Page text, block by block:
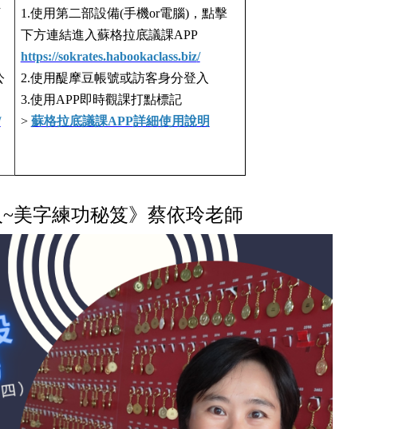
1.使用第二部設備(手機or電腦)，點擊
下方連結進入蘇格拉底議課APP
https://sokrates.habookaclass.biz/
2.使用醍摩豆帳號或訪客身分登入
3.使用APP即時觀課打點標記
> 蘇格拉底議課APP詳細使用說明
~美字練功秘笈》蔡依玲老師